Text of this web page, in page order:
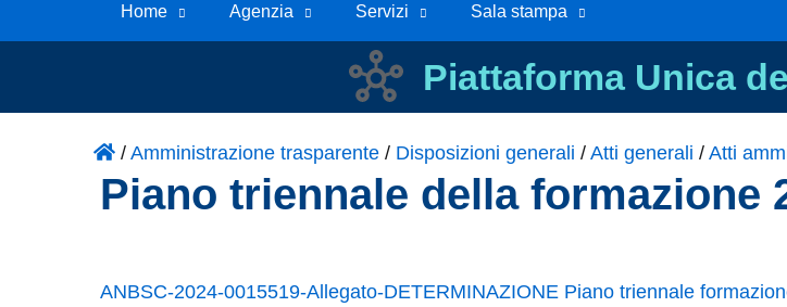
Home Agenzia Servizi Sala stampa
Piattaforma Unica
/Amministrazione trasparente / Disposizioni generali /Atti generali /Atti
Piano triennale della formazione
ANBSC-2024-0015519-Allegato-DETERMINAZIONE Piano triennale